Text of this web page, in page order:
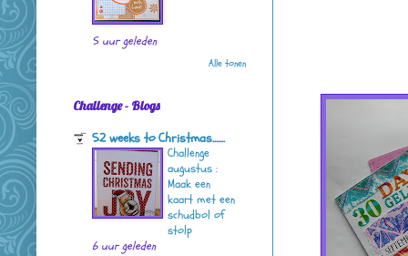
5 uur geleden
Alle tonen
Challenge - Blogs
52 weeks to Christmas.......
Challenge
augustus :
Maak een
kaart met een
schudbol of
stolp
6 uur geleden